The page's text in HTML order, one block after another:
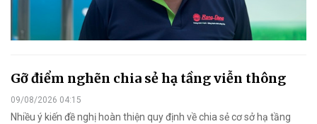
Gỡ điểm nghẽn chia sẻ hạ tầng viễn thông
09/08/2026 04:15
Nhiều ý kiến đề nghị hoàn thiện quy định về chia sẻ cơ sở hạ tầng